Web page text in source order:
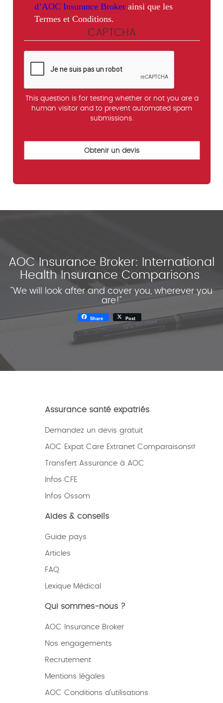
d’AOC Insurance Brokerainsi que les
Termes et Conditions.
CAPTCHA
This question is for testing whether or not you are a
human visitor and to prevent automated spam
submissions.
AOC Insurance Broker: International
Health Insurance Comparisons
"We will look after and cover you, wherever you
are!"
Share Post
Assurance santé expatriés
Demandez un devis gratuit
AOC Expat Care Extranet Comparaisons
Transfert Assurance à AOC
Infos CFE
Infos Ossom
Aides & conseils
Guide pays
Articles
FAQ
Lexique Médical
Qui sommes-nous ?
AOC Insurance Broker
Nos engagements
Recrutement
Mentions légales
AOC Conditions d’utilisations